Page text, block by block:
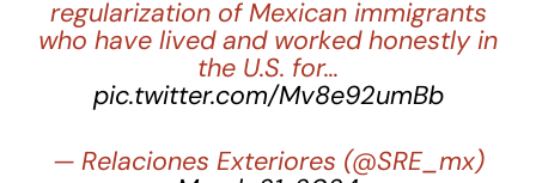
regularization of Mexican immigrants
who have lived and worked honestly in
the U.S. for…
pic.twitter.com/Mv8e92umBb
— Relaciones Exteriores (@SRE_mx)